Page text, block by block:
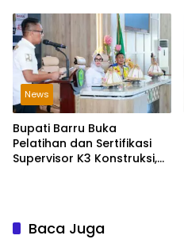
Indonesia dan Bahasa
Daerah
News
Bupati Barru Buka
Pelatihan dan Sertifikasi
Supervisor K3 Konstruksi,
Baca Juga